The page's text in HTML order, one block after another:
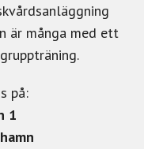
är många med ett
på:
1